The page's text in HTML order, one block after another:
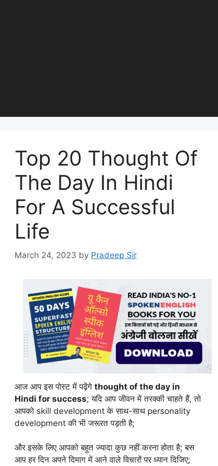
Top 20 Thought Of
The Day In Hindi
For A Successful
Life
March 24, 2023 by Pradeep Sir
आज आप इस पोस्ट में पढ़ेंगे thought of the day in
Hindi for success; यदि आप जीवन में तरक्की चाहते हैं, तो
आपको skill development के साथ-साथ personality
development की भी जरूरत पड़ती है;
और इसके लिए आपको बहुत ज्यादा कुछ नहीं करना होता है; बस
आप हर दिन अपने दिमाग में आने वाले विचारों पर ध्यान दिजिए;